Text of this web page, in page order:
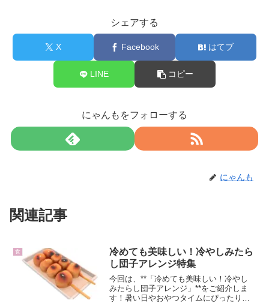
シェアする
X Facebook はてブ
LINE コピー
にゃんもをフォローする
にゃんも
関連記事
食
冷めても美味しい！冷やしみたら
し団子アレンジ特集
今回は、**「冷めても美味しい！冷やし
みたらし団子アレンジ」**をご紹介しま
す！暑い日やおやつタイムにぴったりな